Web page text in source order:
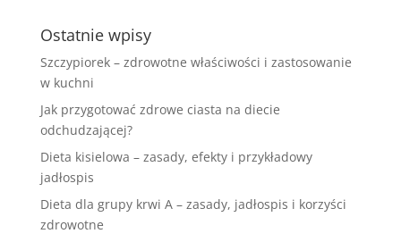
Ostatnie wpisy
Szczypiorek – zdrowotne właściwości i zastosowanie
w kuchni
Jak przygotować zdrowe ciasta na diecie
odchudzającej?
Dieta kisielowa – zasady, efekty i przykładowy
jadłospis
Dieta dla grupy krwi A – zasady, jadłospis i korzyści
zdrowotne